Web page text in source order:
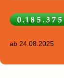
ab 24.08.2025